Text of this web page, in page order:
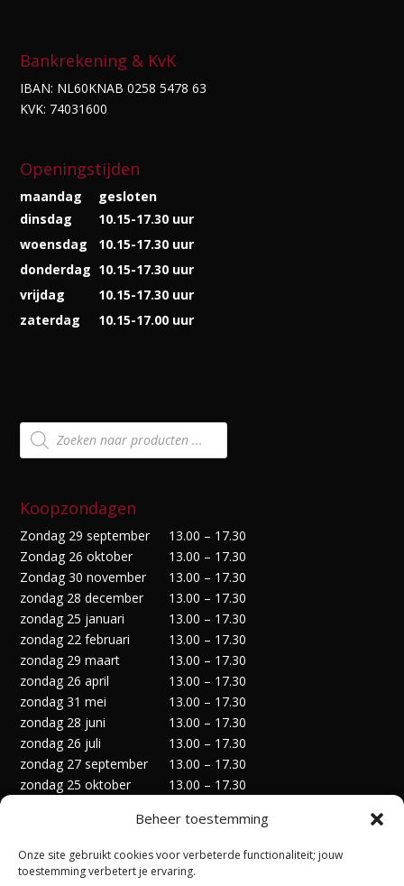
Beheer toestemming
Onze site gebruikt cookies voor verbeterde functionaliteit; jouw
toestemming verbetert je ervaring.
Bankrekening & KvK
IBAN: NL60KNAB 0258 5478 63
KVK: 74031600
Openingstijden
maandag
gesloten
dinsdag
10.15-17.30 uur
woensdag
10.15-17.30 uur
donderdag 10.15-17.30 uur
vrijdag
10.15-17.30 uur
zaterdag
10.15-17.00 uur
Producten
zoeken
Koopzondagen
Zondag 29 september
13.00 – 17.30
Zondag 26 oktober
13.00 – 17.30
Zondag 30 november
13.00 – 17.30
zondag 28 december
13.00 – 17.30
zondag 25 januari
13.00 – 17.30
zondag 22 februari
13.00 – 17.30
zondag 29 maart
13.00 – 17.30
zondag 26 april
13.00 – 17.30
zondag 31 mei
13.00 – 17.30
zondag 28 juni
13.00 – 17.30
zondag 26 juli
13.00 – 17.30
zondag 27 september
13.00 – 17.30
zondag 25 oktober
13.00 – 17.30
zondag 27 december
13.00 – 17.30